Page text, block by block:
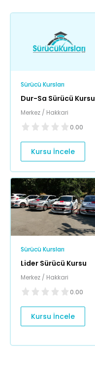
Sürücü Kursları
Dur-Sa Sürücü Kursu
Merkez / Hakkari
0.00
Kursu İncele
Sürücü Kursları
Lider Sürücü Kursu
Merkez / Hakkari
0.00
Kursu İncele